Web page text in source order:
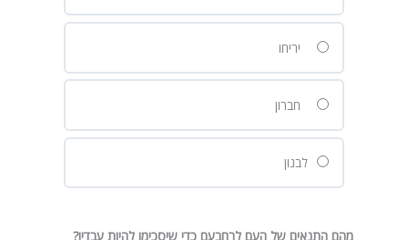
יריחו
חברון
לבנון
מהם התנאים של העם לרחבעם כדי שיסכימו להיות עבדיו?